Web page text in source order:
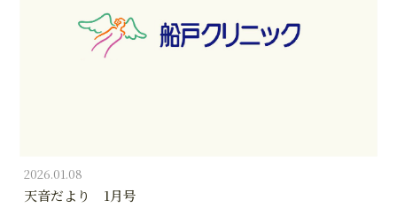
2026.01.08
天音だより 1月号